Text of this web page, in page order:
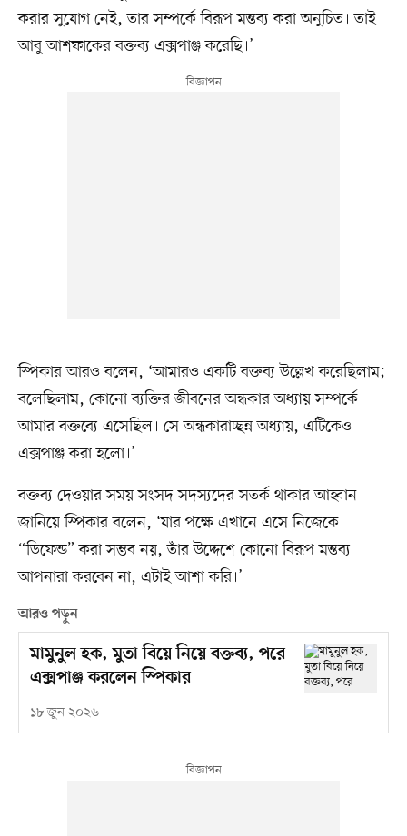
করার সুযোগ নেই, তার সম্পর্কে বিরূপ মন্তব্য করা অনুচিত। তাই
আবু আশফাকের বক্তব্য এক্সপাঞ্জ করেছি।’
স্পিকার আরও বলেন, ‘আমারও একটি বক্তব্য উল্লেখ করেছিলাম;
বলেছিলাম, কোনো ব্যক্তির জীবনের অন্ধকার অধ্যায় সম্পর্কে
আমার বক্তব্যে এসেছিল। সে অন্ধকারাচ্ছন্ন অধ্যায়, এটিকেও
এক্সপাঞ্জ করা হলো।’
বক্তব্য দেওয়ার সময় সংসদ সদস্যদের সতর্ক থাকার আহ্বান
জানিয়ে স্পিকার বলেন, ‘যার পক্ষে এখানে এসে নিজেকে
“ডিফেন্ড” করা সম্ভব নয়, তাঁর উদ্দেশে কোনো বিরূপ মন্তব্য
আপনারা করবেন না, এটাই আশা করি।’
আরও পড়ুন
মামুনুল হক, মুতা বিয়ে নিয়ে বক্তব্য, পরে
এক্সপাঞ্জ করলেন স্পিকার
১৮ জুন ২০২৬